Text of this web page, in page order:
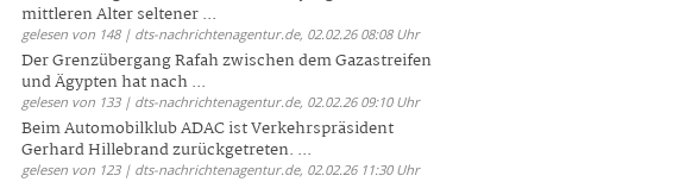
mittleren Alter seltener ...
gelesen von 148 | dts-nachrichtenagentur.de, 02.02.26 08:08 Uhr
Der Grenzübergang Rafah zwischen dem Gazastreifen
und Ägypten hat nach ...
gelesen von 133 | dts-nachrichtenagentur.de, 02.02.26 09:10 Uhr
Beim Automobilklub ADAC ist Verkehrspräsident
Gerhard Hillebrand zurückgetreten. ...
gelesen von 123 | dts-nachrichtenagentur.de, 02.02.26 11:30 Uhr